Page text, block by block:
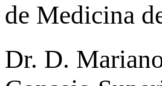
de Medicina
Dr. D.